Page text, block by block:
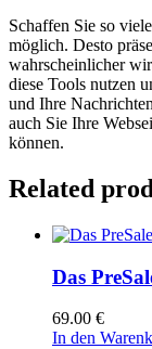
Schaffen Sie so
möglich. Desto
wahrscheinlicher
diese Tools nutzen
und Ihre
auch Sie Ihre
können.
Related
Das
69.00 €
In den